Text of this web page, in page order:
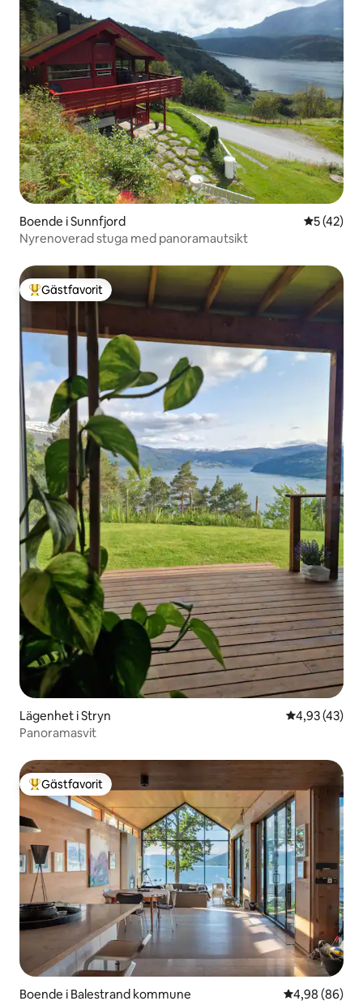
Boende i Sunnfjord 5 av 5 i
5 (42)
Nyrenoverad stuga med panoramautsikt
Populär gästfavorit
Gästfavorit
Lägenhet i Stryn 4,93 av 5 i
4,93 (43)
Panoramasvit
Populär gästfavorit
Gästfavorit
Boende i Balestrand kommune 4,98 av 5 i
4,98 (86)